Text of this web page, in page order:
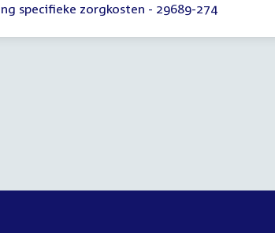
specifieke zorgkosten - 29689-274